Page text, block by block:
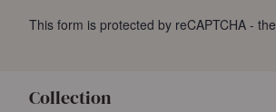
This form is protected by reCAPTCHA - the
Collection